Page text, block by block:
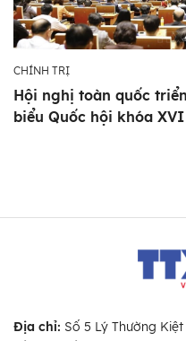
CHÍNH TRỊ
Hội nghị toàn quốc
biểu Quốc hội khóa
Địa chỉ: Số 5 Lý Thường